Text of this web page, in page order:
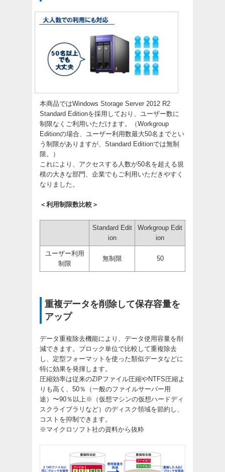
本商品ではWindows Storage Server 2012 R2
Standard Editionを採用しており、ユーザー数に
制限なくご利用いただけます。（Workgroup
Editionの場合、ユーザー利用数最大50名までとい
う制限がありますが、Standard Editionでは無制
限。）
これにより、アクセスする人数が50名を超える規
模の大きな部門、企業でもご利用いただきやすく
なりました。
＜利用制限数比較＞
Standard Edit
ion
Workgroup Edit
ion
ユーザー利用
制限
無制限 50
重複データを削除して保存容量を
アップ
データ重複除去機能により、データ使用容量を削
減できます。ブロック単位で比較して重複除去
し、定型フォーマットを使った類似データなどに
特に効果を発揮します。
圧縮効率は従来のZIPファイル圧縮やNTFS圧縮よ
りも高く、50％（一般のファイルサーバー用
途）〜90％以上※（仮想マシンの仮想ハードディ
スクライブラリなど）のディスク領域を節約し、
コストを抑制できます。
※マイクロソフト社の資料から抜粋